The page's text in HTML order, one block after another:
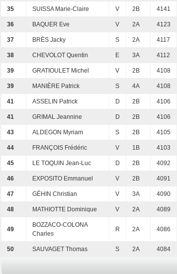
35 SUISSA Marie-Claire V 2B 4141
36 BAQUER Eve V 2A 4123
37 BRÈS Jacky S 2A 4117
38 CHEVOLOT Quentin E 3A 4112
39 GRATIOULET Michel V 2B 4108
39 MANIÈRE Patrick S 4A 4108
41 ASSELIN Patrick D 2B 4106
41 GRIMAL Jeannine D 2B 4106
43 ALDEGON Myriam S 2B 4105
44 FRANÇOIS Frédéric V 1B 4103
45 LE TOQUIN Jean-Luc D 2B 4092
46 EXPOSITO Emmanuel V 2B 4091
47 GÉHIN Christian V 3A 4090
48 MATHIOTTE Dominique V 2A 4089
49
BOZZACO-COLONA
Charles
R 2A 4086
50 SAUVAGET Thomas S 2A 4084